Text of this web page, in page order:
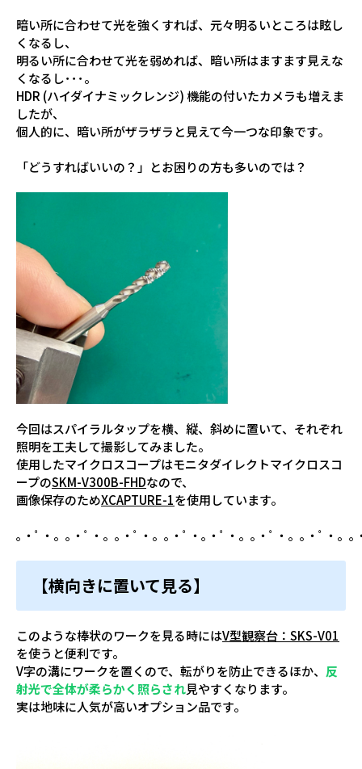
暗い所に合わせて光を強くすれば、元々明るいところは眩し
くなるし、
明るい所に合わせて光を弱めれば、暗い所はますます見えな
くなるし･･･。
HDR (ハイダイナミックレンジ) 機能の付いたカメラも増えま
したが、
個人的に、暗い所がザラザラと見えて今一つな印象です。
「どうすればいいの？」とお困りの方も多いのでは？
今回はスパイラルタップを横、縦、斜めに置いて、それぞれ
照明を工夫して撮影してみました。
使用したマイクロスコープはモニタダイレクトマイクロスコ
ープのSKM-V300B-FHDなので、
画像保存のためXCAPTURE-1を使用しています。
｡・ﾟ・。｡・ﾟ・。｡・ﾟ・。｡・ﾟ・｡・ﾟ・。｡・ﾟ・。｡・ﾟ・。
【横向きに置いて見る】
このような棒状のワークを見る時にはV型観察台：SKS-V01
を使うと便利です。
V字の溝にワークを置くので、転がりを防止できるほか、 反
射光で全体が柔らかく照らされ見やすくなります。
実は地味に人気が高いオプション品です。